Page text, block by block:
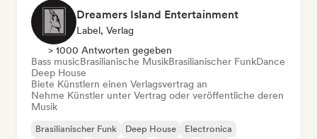
Dreamers Island Entertainment
Label, Verlag
> 1000 Antworten gegeben
Bass musicBrasilianische MusikBrasilianischer FunkDance
Deep House
Biete Künstlern einen Verlagsvertrag an
Nehme Künstler unter Vertrag oder veröffentliche deren
Musik
Brasilianischer Funk Deep House
Electronica